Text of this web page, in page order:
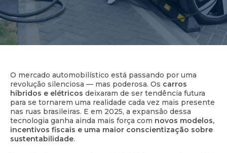
O mercado automobilístico está passando por uma
revolução silenciosa — mas poderosa. Os carros
híbridos e elétricos deixaram de ser tendência futura
para se tornarem uma realidade cada vez mais presente
nas ruas brasileiras. E em 2025, a expansão dessa
tecnologia ganha ainda mais força com novos modelos,
incentivos fiscais e uma maior conscientização sobre
sustentabilidade.